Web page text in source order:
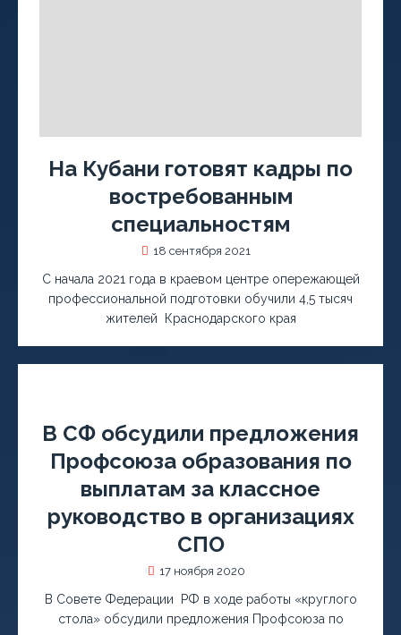
На Кубани готовят кадры по
востребованным
специальностям
18 сентября 2021
С начала 2021 года в краевом центре опережающей
профессиональной подготовки обучили 4,5 тысяч
жителей Краснодарского края
В СФ обсудили предложения
Профсоюза образования по
выплатам за классное
руководство в организациях
СПО
17 ноября 2020
В Совете Федерации РФ в ходе работы «круглого
стола» обсудили предложения Профсоюза по